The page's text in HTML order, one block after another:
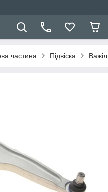
частина Підвіска